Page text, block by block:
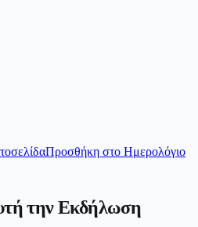
Προσθήκη στο Ημερολόγιο
την Εκδήλωση